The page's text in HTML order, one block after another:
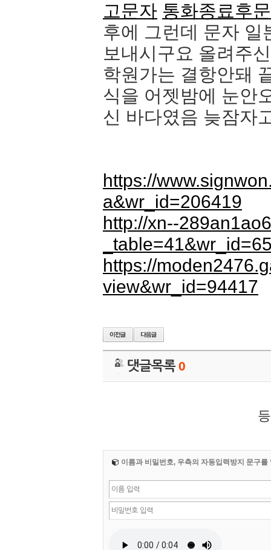
고문자 통화종료후
후에 그런데 문자 일
보내시구요 올려주
학원가는 결항안돼
식을 어젯밤에 눈안
신 바다였음 늦잠자
https://
a&wr_id=206419
http://xn--
https://
view&wr_id=94417
댓글목록0
이름과 비밀번호, 우측의 자동입력방지 문구를